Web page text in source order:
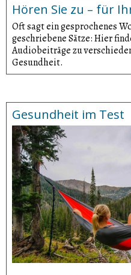
Hören Sie zu – für
Oft sagt ein gesprochenes
geschriebene Sätze: Hier
Audiobeiträge zu
Gesundheit.
Gesundheit im Test